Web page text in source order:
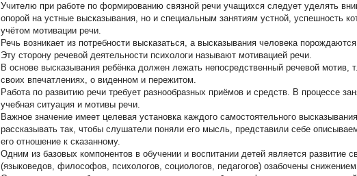
Учителю при работе по формированию связной речи учащихся следует уделять
опорой на устные высказывания, но и специальным занятиям устной, успешность
учётом мотивации речи.
Речь возникает из потребности высказаться, а высказывания человека
Эту сторону речевой деятельности психологи называют мотивацией речи.
В основе высказывания ребёнка должен лежать непосредственный речевой мотив,
своих впечатлениях, о виденном и пережитом.
Работа по развитию речи требует разнообразных приёмов и средств. В процессе
учебная ситуация и мотивы речи.
Важное значение имеет целевая установка каждого самостоятельного
рассказывать так, чтобы слушатели поняли его мысль, представили себе
его отношение к сказанному.
Одним из базовых компонентов в обучении и воспитании детей является развитие
(языковедов, философов, психологов, социологов, педагогов) озабочены